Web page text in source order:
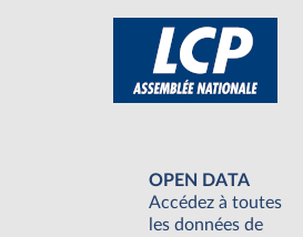
OPEN DATA
Accédez à toutes
les données de